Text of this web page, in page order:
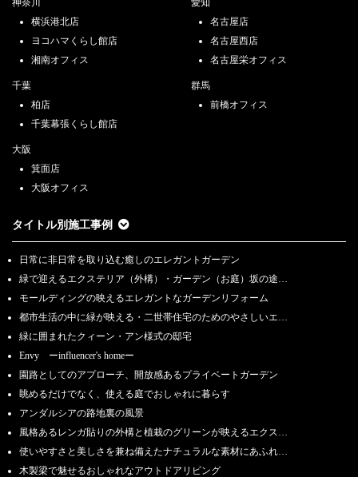
千葉
柏店
千葉幕張くらし館店
群馬
前橋オフィス
名古屋店
名古屋西店
名古屋栄オフィス
横浜港北店
ヨコハマくらし館店
湘南オフィス
大阪
箕面店
大阪オフィス
タイトル別施工事例
日常に非日常を取り込む癒しのエレガントガーデン
緑で迎えるエクステリア（外構）・ガーデン（お庭）坂の途…
モールディングの映えるエレガントなガーデンリフォーム
都市生活の中に緑が映える・二世帯住宅のためのやさしいエ…
緑に囲まれたクィーン・アン様式の邸宅
Envy ーinfluencer's homeー
園路としてのアプローチ、開放感あるプライベートガーデン
眺めるだけでなく、使える庭でおしゃれに暮らす
アンダルシアの路地裏の風景
風格あるレンガ貼りの外構と植栽のグリーンが映えるエクス…
使いやすさと美しさを兼ね備えたナチュラルな素材にあふれ…
木製梁で魅せるおしゃれなアウトドアリビング